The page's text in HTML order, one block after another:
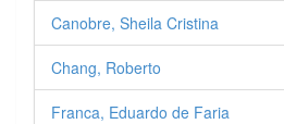
Canobre, Sheila Cristina
Chang, Roberto
Franca, Eduardo de Faria